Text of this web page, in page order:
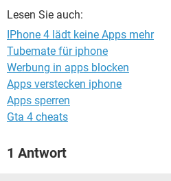
Lesen Sie auch:
IPhone 4 lädt keine Apps mehr
Tubemate für iphone
Werbung in apps blocken
Apps verstecken iphone
Apps sperren
Gta 4 cheats
1 Antwort